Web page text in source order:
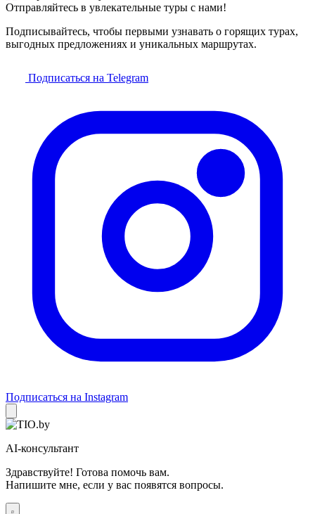
Отправляйтесь в увлекательные туры с нами!
Подписывайтесь, чтобы первыми узнавать о горящих турах,
выгодных предложениях и уникальных маршрутах.
Подписаться на Telegram
Подписаться на Instagram
AI-консультант
Здравствуйте! Готова помочь вам.
Напишите мне, если у вас появятся вопросы.